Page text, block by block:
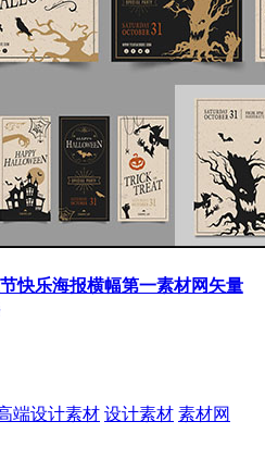
快乐海报横幅第一素材网矢量
端设计素材 设计素材 素材网